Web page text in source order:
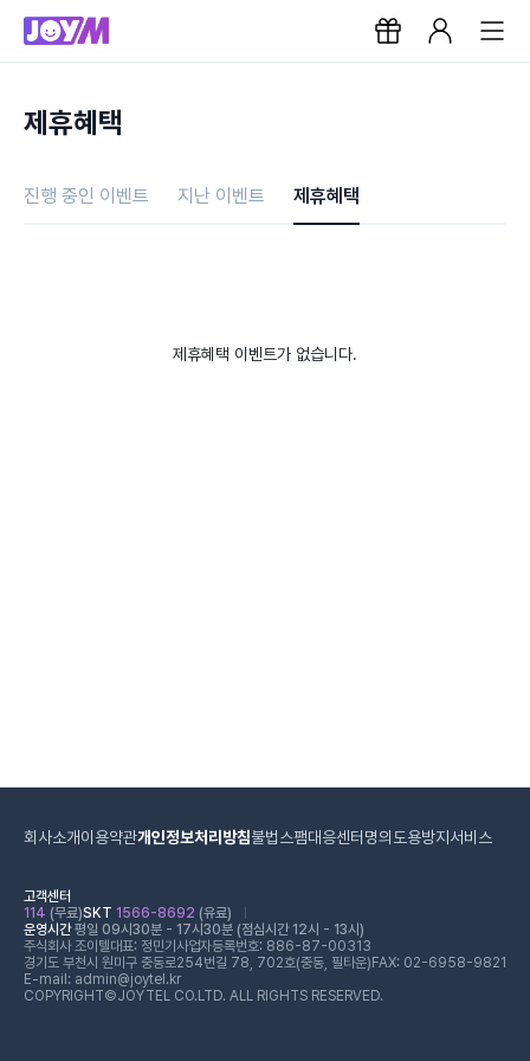
제휴혜택
진행 중인 이벤트 지난 이벤트 제휴혜택
제휴혜택 이벤트가 없습니다.
회사소개이용약관개인정보처리방침불법스팸대응센터 명의도용방지서비스
고객센터
114 (무료)SKT 1566-8692 (유료)
운영시간평일 09시30분 - 17시30분 (점심시간 12시 - 13시)
주식회사 조이텔대표: 정민기 사업자등록번호: 886-87-00313
경기도 부천시 원미구 중동로254번길 78, 702호(중동, 필타운) FAX: 02-6958-9821
E-mail: admin@joytel.kr
COPYRIGHT©JOYTEL CO.LTD. ALL RIGHTS RESERVED.